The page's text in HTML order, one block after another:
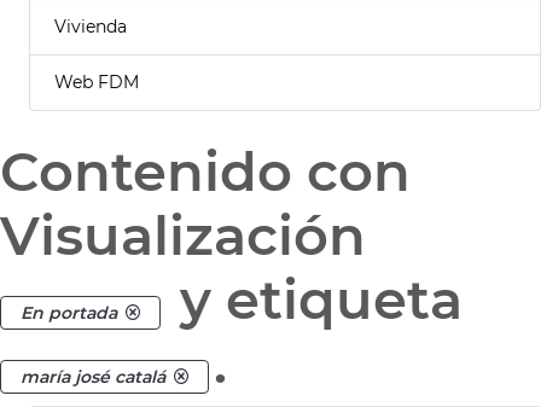
Vivienda
Web FDM
Contenido con
Visualización
En portada y etiqueta
maría josé catalá .